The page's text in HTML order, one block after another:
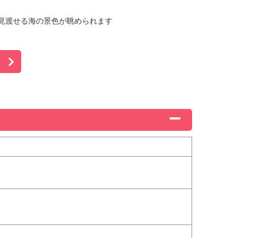
渡せる海の景色が眺められます